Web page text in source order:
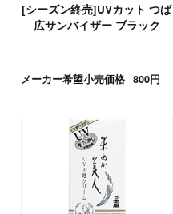
[シーズン終売]UVカット つば
広サンバイザー ブラック
メーカー希望小売価格 800円